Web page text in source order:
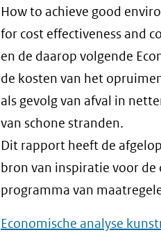
How to achieve good
for cost effectiveness and
en de daarop volgende
de kosten van het
als gevolg van afval in
van schone stranden.
Dit rapport heeft de
bron van inspiratie voor de
programma van
Economische analyse